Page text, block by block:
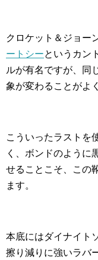
クロケット＆ジョー
ートシーというカン
ルが有名ですが、同
象が変わることがよ
こういったラストを
く、ボンドのように
せることこそ、この
ます。
本底にはダイナイト
擦り減りに強いラバ